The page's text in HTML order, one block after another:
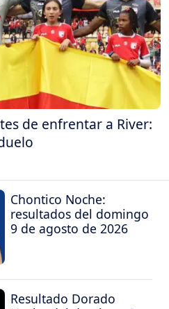
de enfrentar a River:
Chontico Noche:
resultados del domingo
9 de agosto de 2026
Resultado Dorado